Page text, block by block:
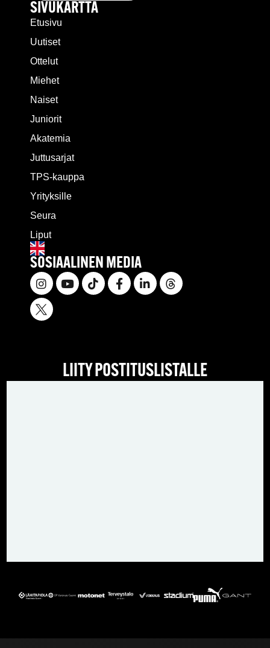
SIVUKARTTA
Etusivu
Uutiset
Ottelut
Miehet
Naiset
Juniorit
Akatemia
Juttusarjat
TPS-kauppa
Yrityksille
Seura
Liput
SOSIAALINEN MEDIA
LIITY POSTITUSLISTALLE